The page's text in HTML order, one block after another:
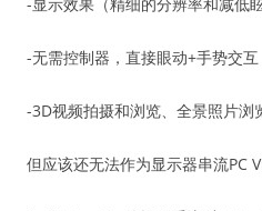
-无需控制器，直接眼动+手势交互
-3D视频拍摄和浏览、全景照片浏
但应该还无法作为显示器串流PC